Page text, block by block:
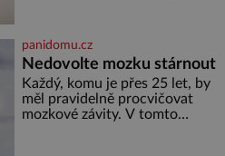
viděna s jakýmsi sympaťákem, s
nímž se velmi družně, až d
panidomu.cz
Nedovolte mozku stárnout
Každý, komu je přes 25 let, by
měl pravidelně procvičovat
mozkové závity. V tomto